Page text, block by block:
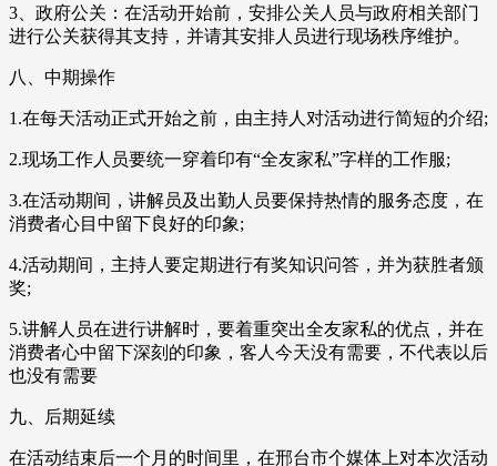
3、政府公关：在活动开始前，安排公关人员与政府相关部门
进行公关获得其支持，并请其安排人员进行现场秩序维护。
八、中期操作
1.在每天活动正式开始之前，由主持人对活动进行简短的介绍;
2.现场工作人员要统一穿着印有“全友家私”字样的工作服;
3.在活动期间，讲解员及出勤人员要保持热情的服务态度，在
消费者心目中留下良好的印象;
4.活动期间，主持人要定期进行有奖知识问答，并为获胜者颁
奖;
5.讲解人员在进行讲解时，要着重突出全友家私的优点，并在
消费者心中留下深刻的印象，客人今天没有需要，不代表以后
也没有需要
九、后期延续
在活动结束后一个月的时间里，在邢台市个媒体上对本次活动